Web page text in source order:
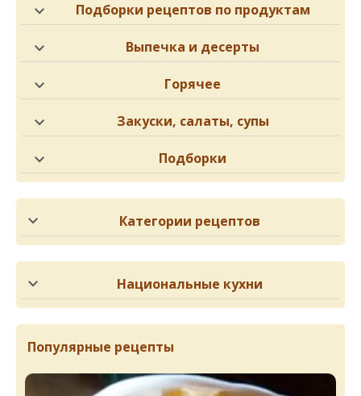
Подборки рецептов по продуктам
Выпечка и десерты
Горячее
Закуски, салаты, супы
Подборки
Категории рецептов
Национальные кухни
Популярные рецепты